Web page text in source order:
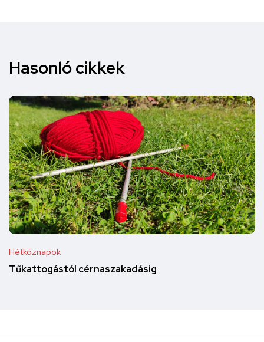
Hasonló cikkek
Hétköznapok
Tűkattogástól cérnaszakadásig